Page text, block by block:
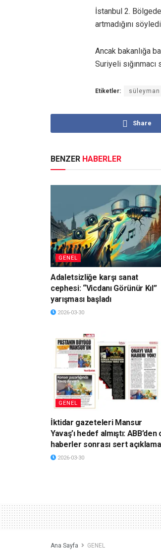
İstanbul 2.
artmadığını
Ancak bakanlığa
Suriyeli
Etiketler:
Share
BENZER HABERLER
GENEL
Adaletsizliğe karşı sanat
cephesi: “Vicdanı Görünür Kıl”
yarışması başladı
2026-03-30
GENEL
İktidar gazeteleri Mansur
Yavaş’ı hedef almıştı: ABB’den
haberler sonrası sert açıklama
2026-03-30
Ana Sayfa GENEL